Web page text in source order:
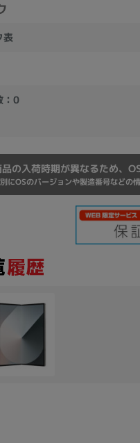
表
：0
品の入荷時期が異なるため、
にOSのバージョンや製造番号などの
その他